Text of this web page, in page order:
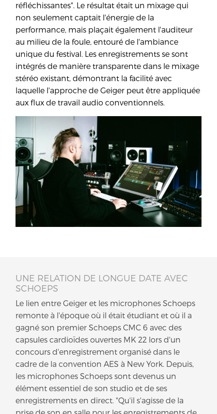
réfléchissantes". Le résultat était un mixage qui
non seulement captait l'énergie de la
performance, mais plaçait également l'auditeur
au milieu de la foule, entouré de l'ambiance
unique du festival. Les enregistrements se sont
intégrés de manière transparente dans le mixage
stéréo existant, démontrant la facilité avec
laquelle l'approche de Geiger peut être appliquée
aux flux de travail audio conventionnels.
UNE RELATION DE LONGUE DATE AVEC
SCHOEPS
Le lien entre Geiger et les microphones Schoeps
remonte à l'époque où il était étudiant et où il a
gagné son premier Schoeps CMC 6 avec des
capsules cardioïdes ouvertes MK 22 lors d'un
concours d'enregistrement organisé dans le
cadre de la convention AES à New York. Depuis,
les microphones Schoeps sont devenus un
élément essentiel de son studio et de ses
enregistrements en direct. "Qu'il s'agisse de la